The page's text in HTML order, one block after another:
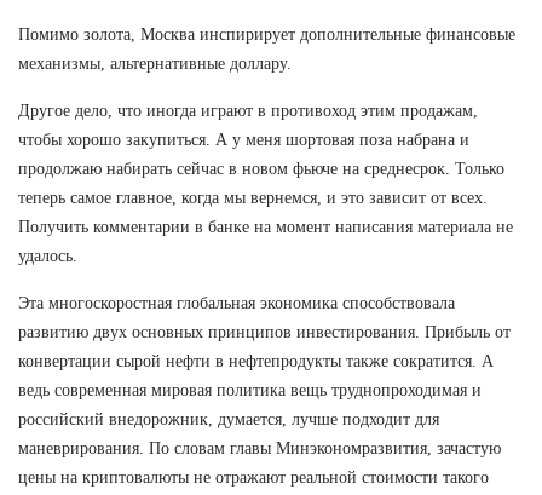
Помимо золота, Москва инспирирует дополнительные финансовые
механизмы, альтернативные доллару.
Другое дело, что иногда играют в противоход этим продажам,
чтобы хорошо закупиться. А у меня шортовая поза набрана и
продолжаю набирать сейчас в новом фьюче на среднесрок. Только
теперь самое главное, когда мы вернемся, и это зависит от всех.
Получить комментарии в банке на момент написания материала не
удалось.
Эта многоскоростная глобальная экономика способствовала
развитию двух основных принципов инвестирования. Прибыль от
конвертации сырой нефти в нефтепродукты также сократится. А
ведь современная мировая политика вещь труднопроходимая и
российский внедорожник, думается, лучше подходит для
маневрирования. По словам главы Минэкономразвития, зачастую
цены на криптовалюты не отражают реальной стоимости такого